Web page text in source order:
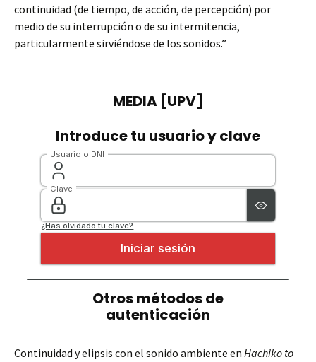
continuidad (de tiempo, de acción, de percepción) por
medio de su interrupción o de su intermitencia,
particularmente sirviéndose de los sonidos.”
Continuidad y elipsis con el sonido ambiente en Hachiko to